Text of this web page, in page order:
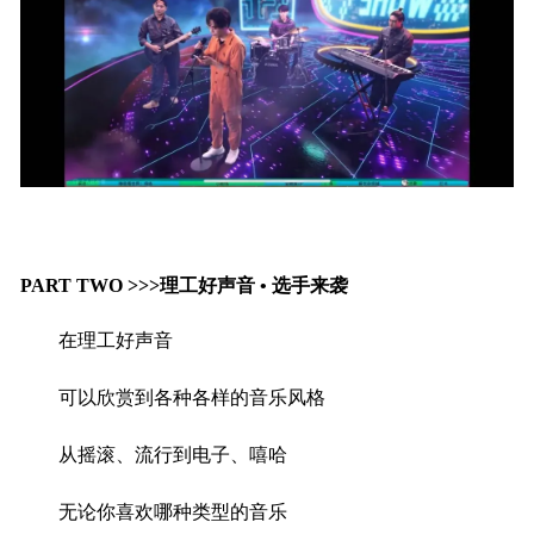
PART TWO >>>理工好声音 • 选手来袭
在理工好声音
可以欣赏到各种各样的音乐风格
从摇滚、流行到电子、嘻哈
无论你喜欢哪种类型的音乐